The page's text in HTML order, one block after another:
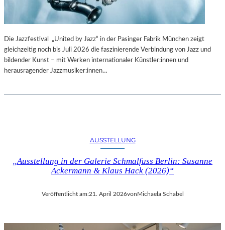
Die Jazzfestival „United by Jazz“ in der Pasinger Fabrik München zeigt
gleichzeitig noch bis Juli 2026 die faszinierende Verbindung von Jazz und
bildender Kunst – mit Werken internationaler Künstler:innen und
herausragender Jazzmusiker:innen…
AUSSTELLUNG
„Ausstellung in der Galerie Schmalfuss Berlin: Susanne
Ackermann & Klaus Hack (2026)“
Veröffentlicht am:21. April 2026vonMichaela Schabel